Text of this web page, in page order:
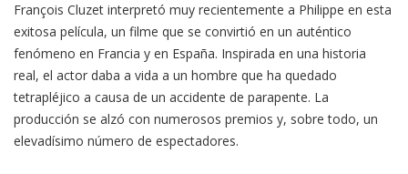
François Cluzet interpretó muy recientemente a Philippe en esta
exitosa película, un filme que se convirtió en un auténtico
fenómeno en Francia y en España. Inspirada en una historia
real, el actor daba a vida a un hombre que ha quedado
tetrapléjico a causa de un accidente de parapente. La
producción se alzó con numerosos premios y, sobre todo, un
elevadísimo número de espectadores.